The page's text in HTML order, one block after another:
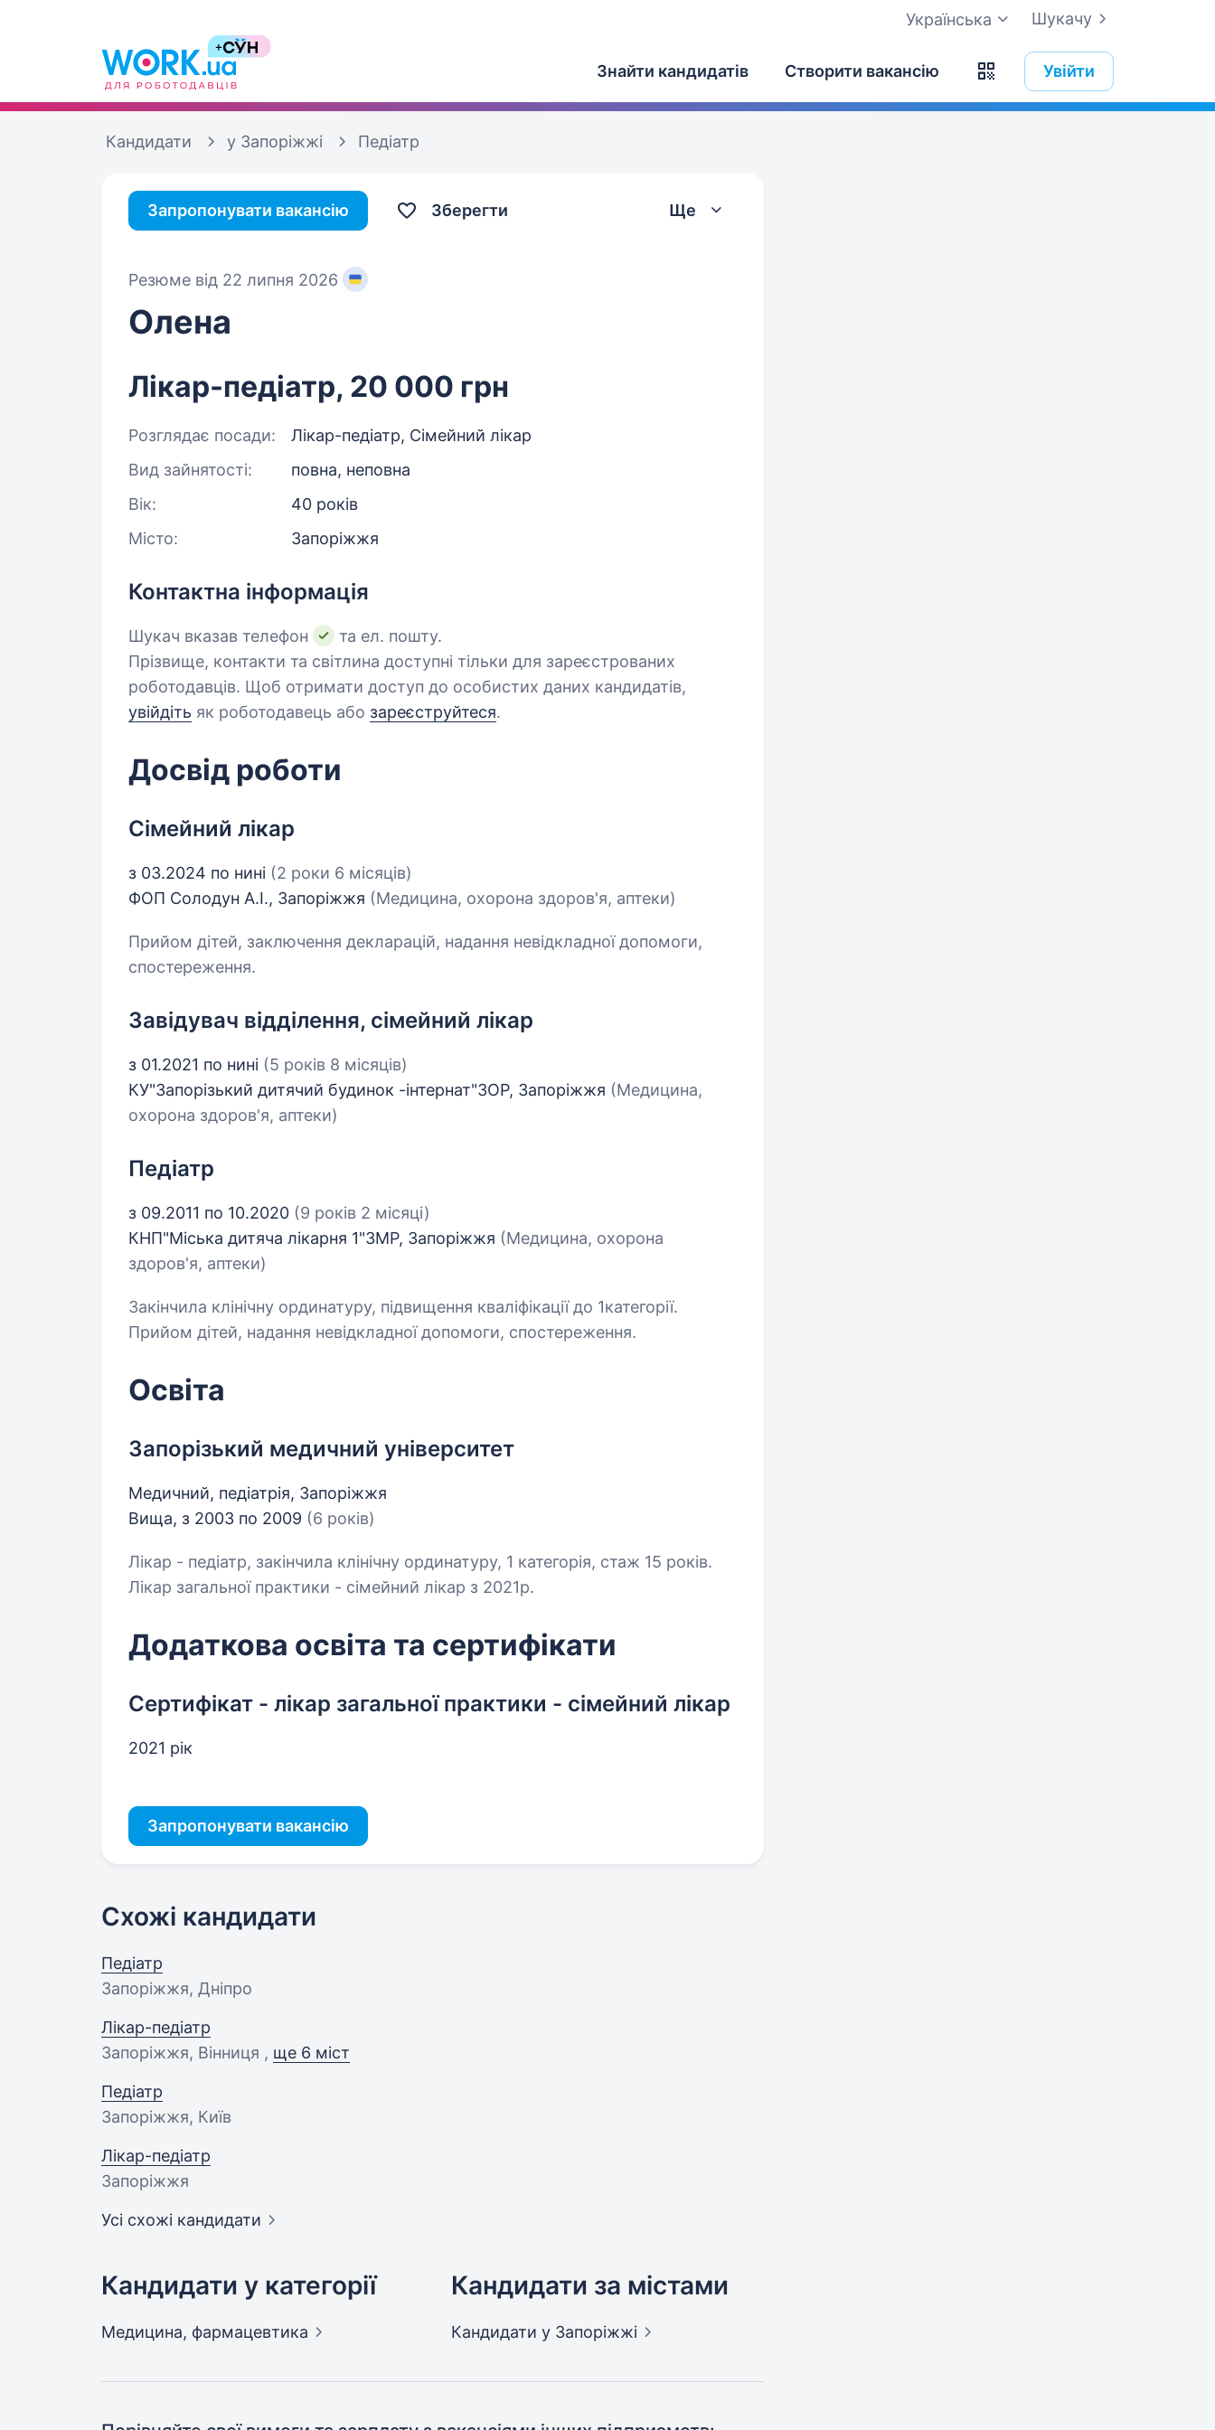
Шукачу
Українська
Знайти кандидатів Створити вакансію Увійти
Кандидати у Запоріжжі Педіатр
Запропонувати вакансію Зберегти Ще
Резюме від 22 липня 2026
Олена
Лікар-педіатр, 20 000 грн
Розглядає посади:
Лікар-педіатр, Сімейний лікар
Вид зайнятості:
повна, неповна
Вік:
40 років
Місто:
Запоріжжя
Контактна інформація
Шукач вказав телефон
та ел. пошту.
Прізвище, контакти та світлина доступні тільки для зареєстрованих
роботодавців. Щоб отримати доступ до особистих даних кандидатів,
увійдіть як роботодавець або зареєструйтеся.
Досвід роботи
Сімейний лікар
з 03.2024 по нині (2 роки 6 місяців)
ФОП Солодун А.І., Запоріжжя (Медицина, охорона здоров'я, аптеки)
Прийом дітей, заключення декларацій, надання невідкладної допомоги,
спостереження.
Завідувач відділення, сімейний лікар
з 01.2021 по нині (5 років 8 місяців)
КУ"Запорізький дитячий будинок -інтернат"ЗОР, Запоріжжя (Медицина,
охорона здоров'я, аптеки)
Педіатр
з 09.2011 по 10.2020 (9 років 2 місяці)
КНП"Міська дитяча лікарня 1"ЗМР, Запоріжжя (Медицина, охорона
здоров'я, аптеки)
Закінчила клінічну ординатуру, підвищення кваліфікації до 1категорії.
Прийом дітей, надання невідкладної допомоги, спостереження.
Освіта
Запорізький медичний університет
Медичний, педіатрія, Запоріжжя
Вища, з 2003 по 2009 (6 років)
Лікар - педіатр, закінчила клінічну ординатуру, 1 категорія, стаж 15 років.
Лікар загальної практики - сімейний лікар з 2021р.
Додаткова освіта та сертифікати
Сертифікат - лікар загальної практики - сімейний лікар
2021 рік
Запропонувати вакансію
Схожі кандидати
Педіатр
Запоріжжя, Дніпро
Лікар-педіатр
Запоріжжя, Вінниця , ще 6 міст
Педіатр
Запоріжжя, Київ
Лікар-педіатр
Запоріжжя
Усі схожі кандидати
Кандидати у категорії
Медицина, фармацевтика
Кандидати за містами
Кандидати у Запоріжжі